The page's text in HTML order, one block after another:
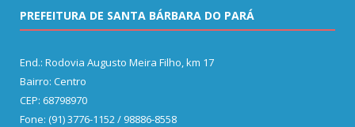
PREFEITURA DE SANTA BÁRBARA DO PARÁ
End.: Rodovia Augusto Meira Filho, km 17
Bairro: Centro
CEP: 68798970
Fone: (91) 3776-1152 / 98886-8558